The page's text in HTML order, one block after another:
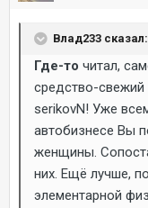
Влад233 сказал:
Где-то читал,
средство-свежий
serikovN! Уже
автобизнесе Вы
женщины.
них. Ещё лучше,
элементарной